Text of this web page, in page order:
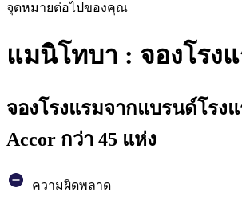
จุดหมายต่อไปของคุณ
แมนิโทบา : จองโรง
จองโรงแรมจากแบรนด์โรง
Accor กว่า 45 แห่ง
ความผิดพลาด